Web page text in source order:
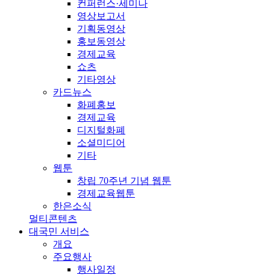
컨퍼런스·세미나
영상보고서
기획동영상
홍보동영상
경제교육
쇼츠
기타영상
카드뉴스
화폐홍보
경제교육
디지털화폐
소셜미디어
기타
웹툰
창립 70주년 기념 웹툰
경제교육웹툰
한은소식
멀티콘텐츠
대국민 서비스
개요
주요행사
행사일정